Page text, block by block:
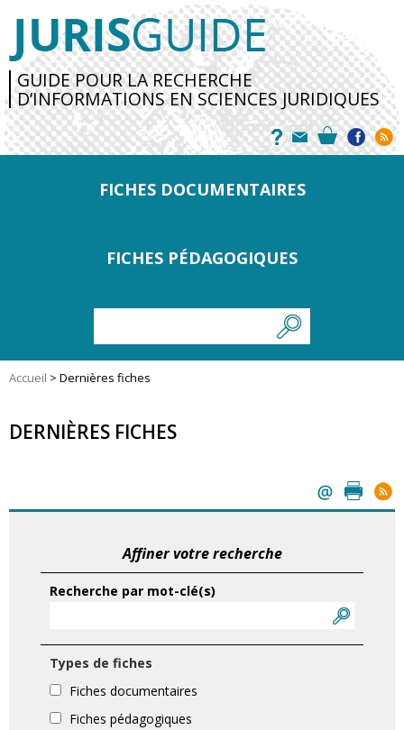
GUIDE POUR LA RECHERCHE
D’INFORMATIONS EN SCIENCES JURIDIQUES
FICHES DOCUMENTAIRES
FICHES PÉDAGOGIQUES
Accueil > Dernières fiches
DERNIÈRES FICHES
Affiner votre recherche
Recherche par mot-clé(s)
Types de fiches
Fiches documentaires
Fiches pédagogiques